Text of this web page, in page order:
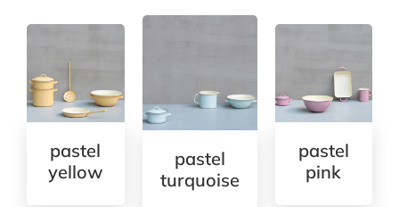
pastel
yellow
pastel
turquoise
pastel
pink